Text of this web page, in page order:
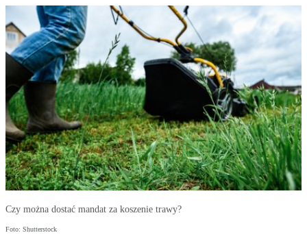
Czy można dostać mandat za koszenie trawy?
Foto: Shutterstock